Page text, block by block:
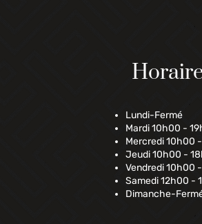
Lundi-Fermé
Mardi 10h00 -
Mercredi 10h00
Jeudi 10h00 -
Vendredi 10h00
Samedi 12h00 -
Dimanche-